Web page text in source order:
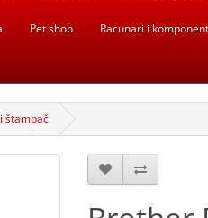
Pet shop Racunari i
štampač